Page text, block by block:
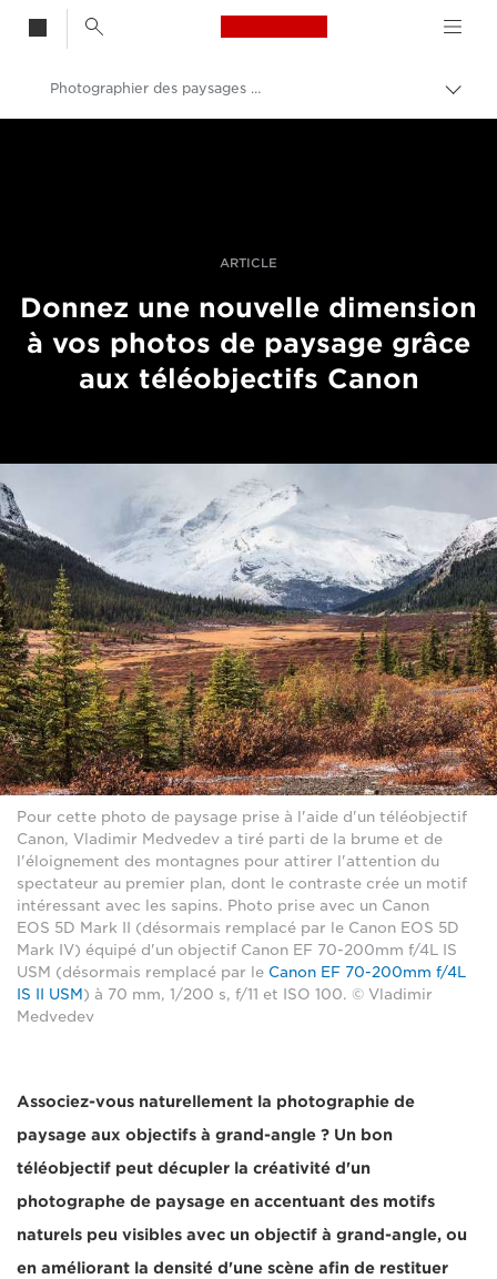
Canon Logo, back
entre
Photographier des paysages à l'aide de téléobjectifs
ARTICLE
Donnez une nouvelle dimension
à vos photos de paysage grâce
aux téléobjectifs Canon
Pour cette photo de paysage prise à l'aide d'un téléobjectif
Canon, Vladimir Medvedev a tiré parti de la brume et de
l'éloignement des montagnes pour attirer l'attention du
spectateur au premier plan, dont le contraste crée un motif
intéressant avec les sapins. Photo prise avec un Canon
EOS 5D Mark II (désormais remplacé par le Canon EOS 5D
Mark IV) équipé d'un objectif Canon EF 70-200mm f/4L IS
USM (désormais remplacé par le Canon EF 70-200mm f/4L
IS II USM ) à 70 mm, 1/200 s, f/11 et ISO 100. © Vladimir
Medvedev
Associez-vous naturellement la photographie de
paysage aux objectifs à grand-angle ? Un bon
téléobjectif peut décupler la créativité d'un
photographe de paysage en accentuant des motifs
naturels peu visibles avec un objectif à grand-angle, ou
en améliorant la densité d'une scène afin de restituer